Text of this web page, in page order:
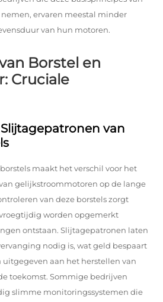
ervaren meestal minder
van hun motoren.
Borstel en
Cruciale
van
maakt het verschil voor het
gelijkstroommotoren op de lange
van deze borstels zorgt
worden opgemerkt
ontstaan. Slijtagepatronen laten
nodig is, wat geld bespaart
uitgegeven aan het herstellen van
toekomst. Sommige bedrijven
slimme monitoringssystemen die